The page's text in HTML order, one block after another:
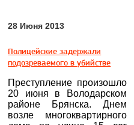
28 Июня 2013
Полицейские задержали
подозреваемого в убийстве
Преступление произошло
20 июня в Володарском
районе Брянска. Днем
возле многоквартирного